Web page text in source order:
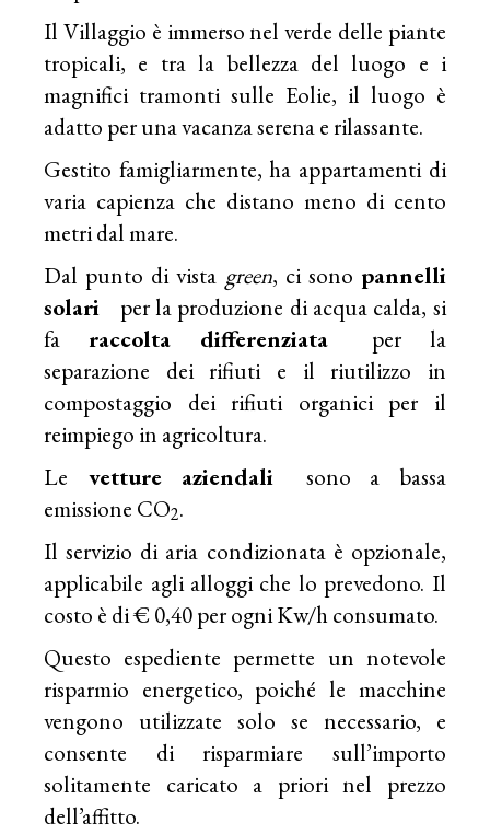
Il Villaggio è immerso nel verde delle piante
tropicali, e tra la bellezza del luogo e i
magnifici tramonti sulle Eolie, il luogo è
adatto per una vacanza serena e rilassante.
Gestito famigliarmente, ha appartamenti di
varia capienza che distano meno di cento
metri dal mare.
Dal punto di vista green, ci sono pannelli
solari per la produzione di acqua calda, si
fa raccolta differenziata
per la
separazione dei rifiuti e il riutilizzo in
compostaggio dei rifiuti organici per il
reimpiego in agricoltura.
Le vetture aziendalisono a bassa
emissione CO2.
Il servizio di aria condizionata è opzionale,
applicabile agli alloggi che lo prevedono. Il
costo è di € 0,40 per ogni Kw/h consumato.
Questo espediente permette un notevole
risparmio energetico, poiché le macchine
vengono utilizzate solo se necessario, e
consente di risparmiare sull’importo
solitamente caricato a priori nel prezzo
dell’affitto.